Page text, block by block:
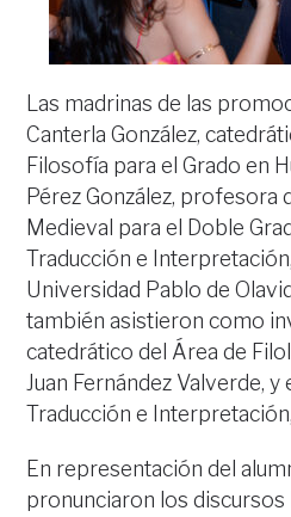
Las madrinas de las
Canterla González,
Filosofía para el Grado en
Pérez González, profesora
Medieval para el Doble
Traducción e
Universidad Pablo de
también asistieron como
catedrático del Área de
Juan Fernández Valverde,
Traducción e
En representación del
pronunciaron los discursos